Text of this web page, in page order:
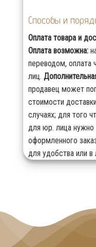
Способы и
Оплата товара и
Оплата возможна:
переводом, оплата
лиц.
продавец может
стоимости
случаях; для того
для юр. лица нужно
оформленного
для удобства или